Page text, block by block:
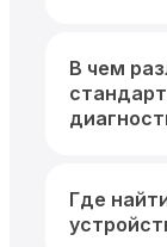
В чем
Где